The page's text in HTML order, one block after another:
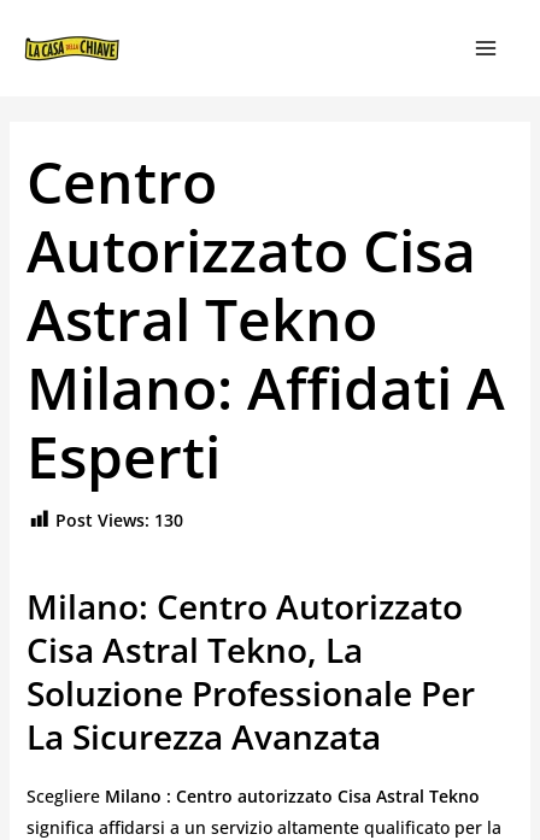
Centro
Autorizzato Cisa
Astral Tekno
Milano: Affidati A
Esperti
Post Views: 130
Milano: Centro Autorizzato
Cisa Astral Tekno, La
Soluzione Professionale Per
La Sicurezza Avanzata
Scegliere Milano : Centro autorizzato Cisa Astral Tekno
significa affidarsi a un servizio altamente qualificato per la
ARTICOLI